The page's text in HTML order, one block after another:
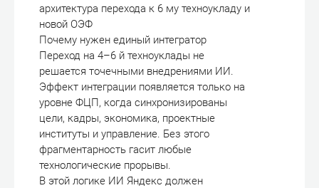
архитектура перехода к 6 му техноукладу и
новой ОЭФ
Почему нужен единый интегратор
Переход на 4–6 й техноуклады не
решается точечными внедрениями ИИ.
Эффект интеграции появляется только на
уровне ФЦП, когда синхронизированы
цели, кадры, экономика, проектные
институты и управление. Без этого
фрагментарность гасит любые
технологические прорывы.
В этой логике ИИ Яндекс должен